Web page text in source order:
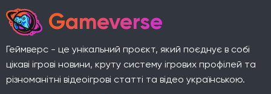
Gameverse
Геймверс - це унікальний проєкт, який поєднує в собі
цікаві ігрові новини, круту систему ігрових профілей та
різноманітні відеоігрові статті та відео українською.